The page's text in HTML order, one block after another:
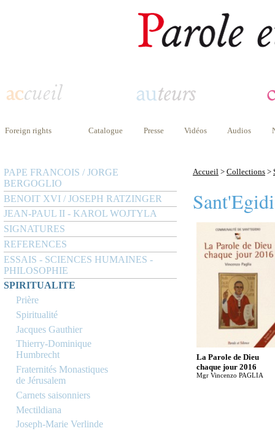
Foreign rights Catalogue Presse Vidéos Audios
PAPE FRANCOIS / JORGE
BERGOGLIO
BENOIT XVI / JOSEPH RATZINGER
JEAN-PAUL II - KAROL WOJTYLA
SIGNATURES
REFERENCES
ESSAIS - SCIENCES HUMAINES -
PHILOSOPHIE
SPIRITUALITE
Prière
Spiritualité
Jacques Gauthier
Thierry-Dominique
Humbrecht
Fraternités Monastiques
de Jérusalem
Carnets saisonniers
Mectildiana
Joseph-Marie Verlinde
Accueil > Collections >
La Parole de Dieu
chaque jour 2016
Mgr Vincenzo PAGLIA